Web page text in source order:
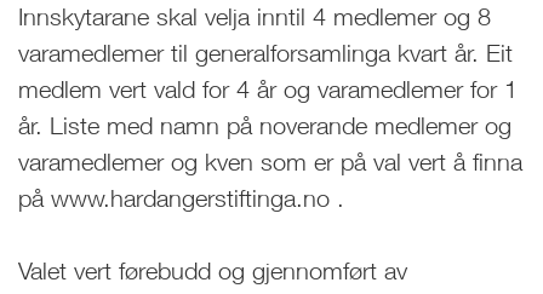
Innskytarane skal velja inntil 4 medlemer og 8
varamedlemer til generalforsamlinga kvart år. Eit
medlem vert vald for 4 år og varamedlemer for 1
år. Liste med namn på noverande medlemer og
varamedlemer og kven som er på val vert å finna
på www.hardangerstiftinga.no .
Valet vert førebudd og gjennomført av